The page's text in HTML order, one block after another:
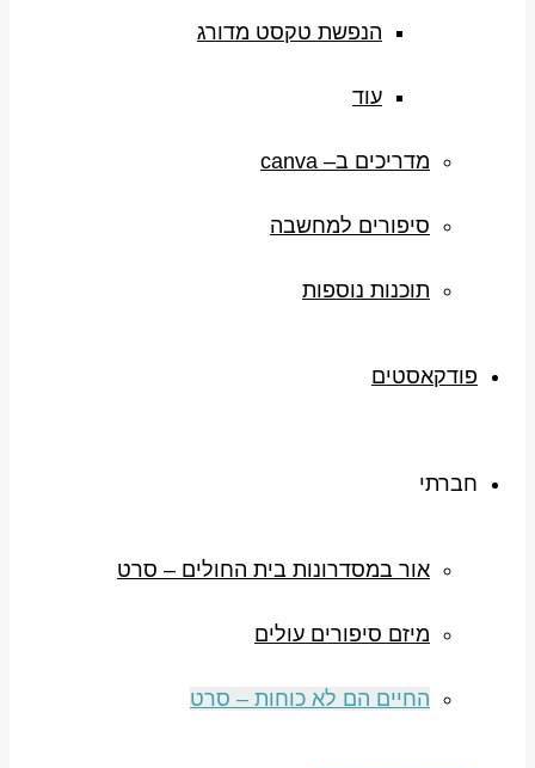
הנפשת טקסט מדורג
עוד
מדריכים ב– canva
סיפורים למחשבה
תוכנות נוספות
פודקאסטים
חברתי
אור במסדרונות בית החולים – סרט
מיזם סיפורים עולים
החיים הם לא כוחות – סרט